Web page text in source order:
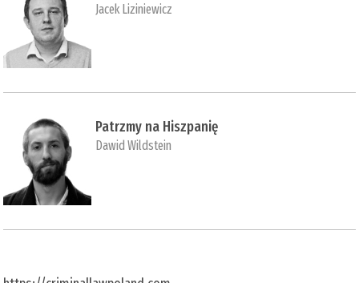
Jacek Liziniewicz
Patrzmy na Hiszpanię
Dawid Wildstein